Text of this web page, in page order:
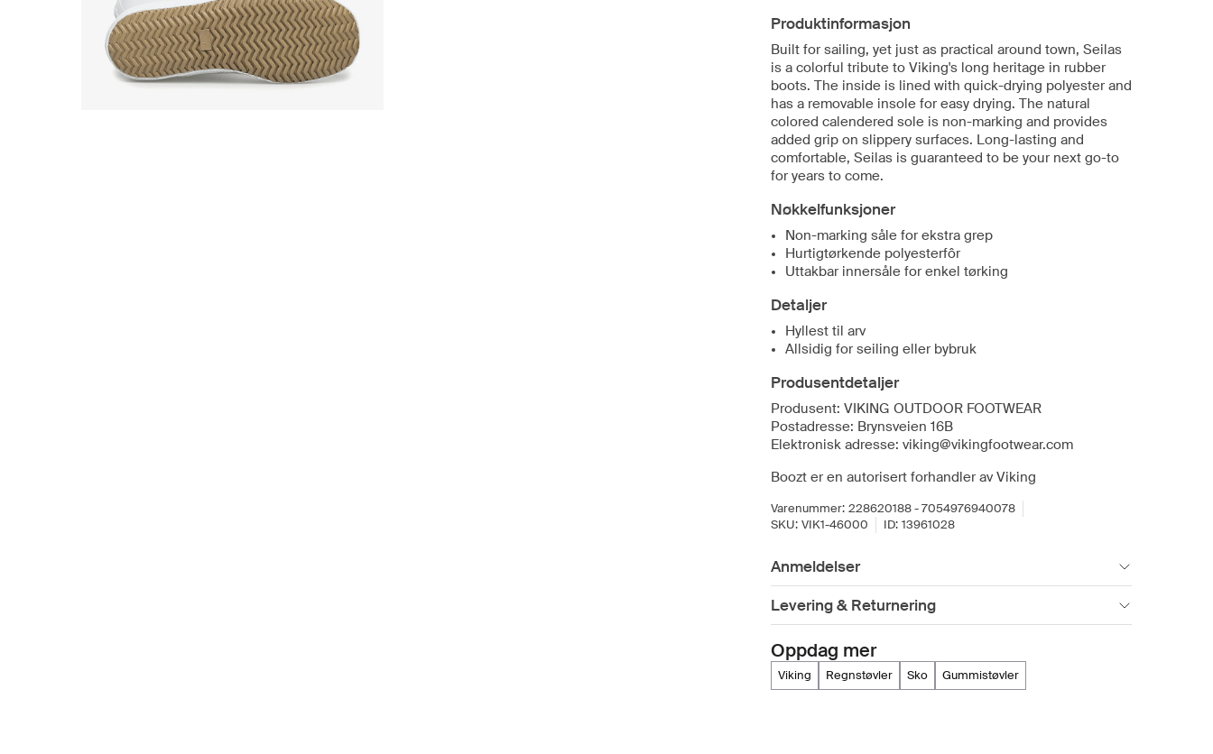
Produktinformasjon
Built for sailing, yet just as practical around town, Seilas
is a colorful tribute to Viking's long heritage in rubber
boots. The inside is lined with quick-drying polyester and
has a removable insole for easy drying. The natural
colored calendered sole is non-marking and provides
added grip on slippery surfaces. Long-lasting and
comfortable, Seilas is guaranteed to be your next go-to
for years to come.
Nøkkelfunksjoner
Non-marking såle for ekstra grep
Hurtigtørkende polyesterfôr
Uttakbar innersåle for enkel tørking
Detaljer
Hyllest til arv
Allsidig for seiling eller bybruk
Produsentdetaljer
Produsent: VIKING OUTDOOR FOOTWEAR
Postadresse: Brynsveien 16B
Elektronisk adresse: viking@vikingfootwear.com
Boozt er en autorisert forhandler av Viking
Varenummer: 228620188 - 7054976940078
SKU: VIK1-46000 ID: 13961028
Anmeldelser
Levering & Returnering
Oppdag mer
viking regnstøvler sko gummistøvler